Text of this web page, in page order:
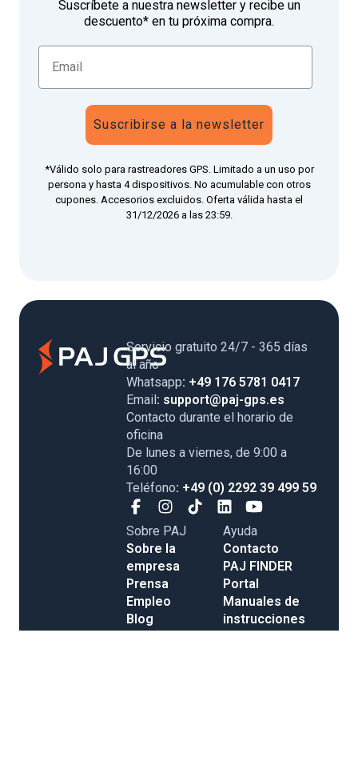
Suscríbete a nuestra newsletter y recibe un
descuento* en tu próxima compra.
Suscribirse a la newsletter
*Válido solo para rastreadores GPS. Limitado a un uso por
persona y hasta 4 dispositivos. No acumulable con otros
cupones. Accesorios excluidos. Oferta válida hasta el
31/12/2026 a las 23:59.
Servicio gratuito 24/7 - 365 días
al año
Whatsapp: +49 176 5781 0417
Email: support@paj-gps.es
Contacto durante el horario de
oficina
De lunes a viernes, de 9:00 a
16:00
Teléfono: +49 (0) 2292 39 499 59
Sobre PAJ
Sobre la
empresa
Prensa
Empleo
Blog
Ayuda
Contacto
PAJ FINDER
Portal
Manuales de
instrucciones